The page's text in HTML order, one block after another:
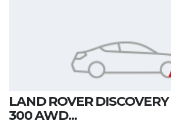
LAND ROVER
300 AWD...